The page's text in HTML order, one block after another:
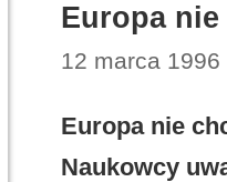
Europa
12 marca
Europa nie
Naukowcy